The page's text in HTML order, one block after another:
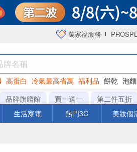
萬家福服務
高蛋白 冷氣最高省萬 福利品 餅乾 泡麵
品牌旗艦館 買一送一 第二件五折
生活家電 熱門3C 美妝個